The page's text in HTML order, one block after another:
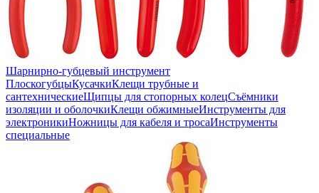
Шарнирно-губцевый инструмент
ПлоскогубцыКусачкиКлещи трубные и
сантехническиеЩипцы для стопорных колецСъёмники
изоляции и оболочкиКлещи обжимныеИнструменты для
электроникиНожницы для кабеля и тросаИнструменты
специальные